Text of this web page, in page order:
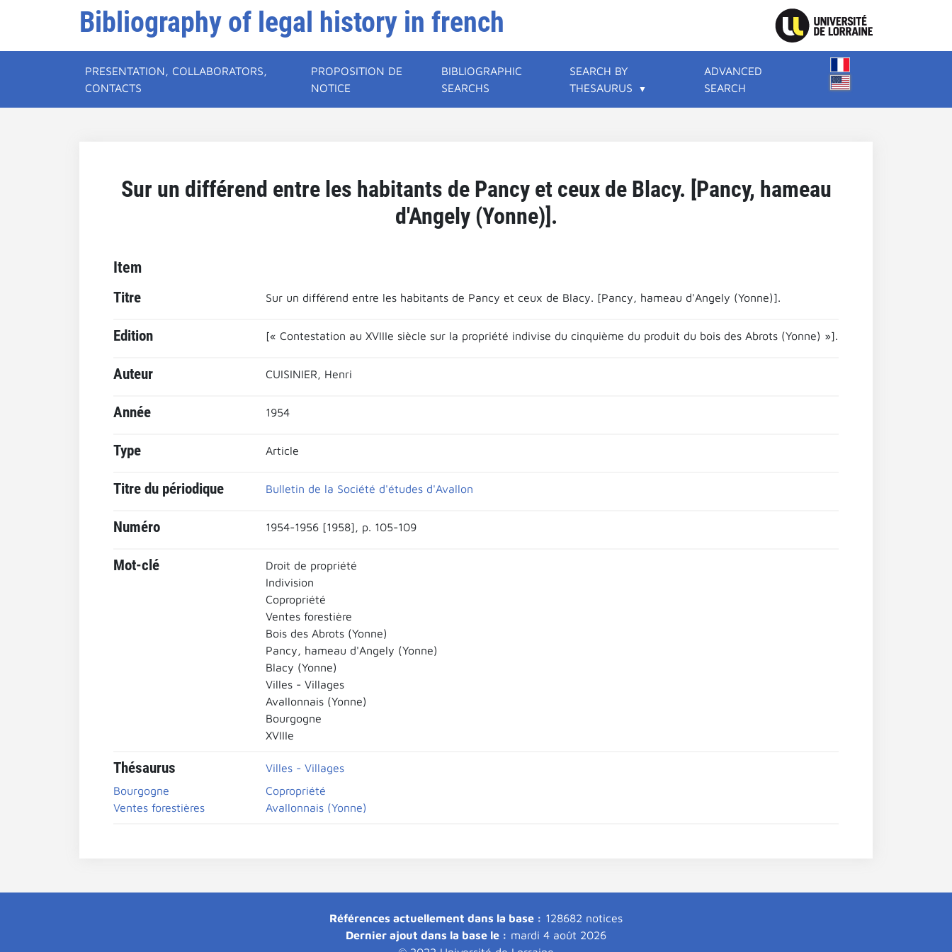
Bibliography of legal history in french
PRESENTATION, COLLABORATORS,
CONTACTS
PROPOSITION DE
NOTICE
BIBLIOGRAPHIC
SEARCHS
SEARCH BY
THESAURUS
ADVANCED
SEARCH
Sur un différend entre les habitants de Pancy et ceux de Blacy. [Pancy, hameau
d'Angely (Yonne)].
Item
Titre Sur un différend entre les habitants de Pancy et ceux de Blacy. [Pancy, hameau d'Angely (Yonne)].
Edition [« Contestation au XVIIIe siècle sur la propriété indivise du cinquième du produit du bois des Abrots (Yonne) »].
Auteur CUISINIER, Henri
Année 1954
Type Article
Titre du périodique Bulletin de la Société d'études d'Avallon
Numéro 1954-1956 [1958], p. 105-109
Mot-clé
Droit de propriété
Indivision
Copropriété
Ventes forestière
Bois des Abrots (Yonne)
Pancy, hameau d'Angely (Yonne)
Blacy (Yonne)
Villes - Villages
Avallonnais (Yonne)
Bourgogne
XVIIIe
Thésaurus
Villes - Villages
Bourgogne
Copropriété
Ventes forestières
Avallonnais (Yonne)
Références actuellement dans la base : 128682 notices
Dernier ajout dans la base le : mardi 4 août 2026